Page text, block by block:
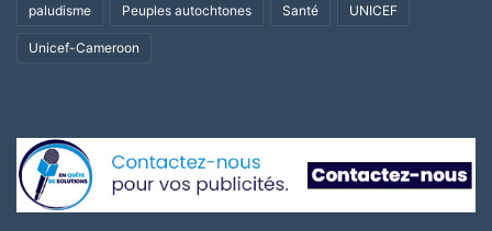
paludisme Peuples autochtones Santé UNICEF
Unicef-Cameroon